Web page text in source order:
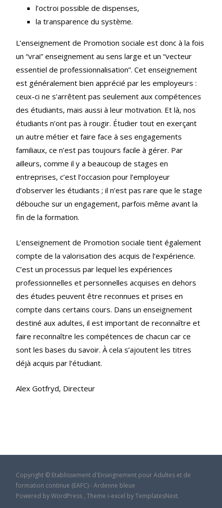
l’octroi possible de dispenses,
la transparence du système.
L’enseignement de Promotion sociale est donc à la fois
un “vrai” enseignement au sens large et un “vecteur
essentiel de professionnalisation”. Cet enseignement
est généralement bien apprécié par les employeurs :
ceux-ci ne s’arrêtent pas seulement aux compétences
des étudiants, mais aussi à leur motivation. Et là, nos
étudiants n’ont pas à rougir. Étudier tout en exerçant
un autre métier et faire face à ses engagements
familiaux, ce n’est pas toujours facile à gérer. Par
ailleurs, comme il y a beaucoup de stages en
entreprises, c’est l’occasion pour l’employeur
d’observer les étudiants ; il n’est pas rare que le stage
débouche sur un engagement, parfois même avant la
fin de la formation.
L’enseignement de Promotion sociale tient également
compte de la valorisation des acquis de l’expérience.
C’est un processus par lequel les expériences
professionnelles et personnelles acquises en dehors
des études peuvent être reconnues et prises en
compte dans certains cours. Dans un enseignement
destiné aux adultes, il est important de reconnaître et
faire reconnaître les compétences de chacun car ce
sont les bases du savoir. À cela s’ajoutent les titres
déjà acquis par l’étudiant.
Alex Gotfryd, Directeur
Copyright © Etablissement d'Enseignement pour Adultes et de
formation continue (EAFC) - Ardenne bleue
Powered by WordPress , Theme i-excel by TemplatesNext.